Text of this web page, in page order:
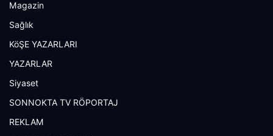
Magazin
Sağlık
KöŞE YAZARLARI
YAZARLAR
Siyaset
SONNOKTA TV RÖPORTAJ
REKLAM